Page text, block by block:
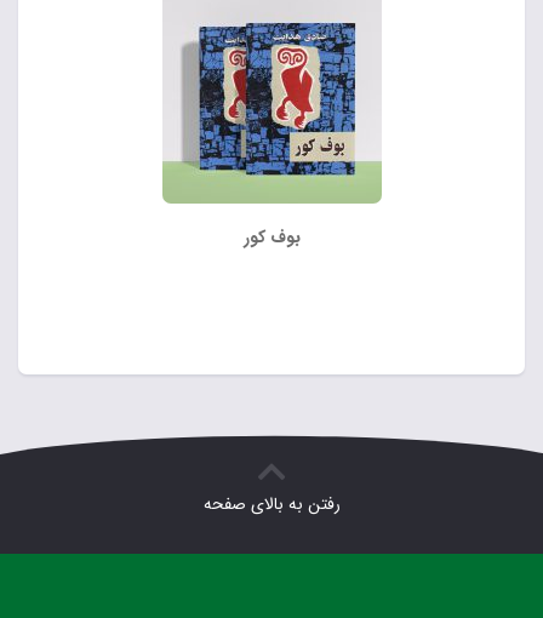
بوف کور
رفتن به بالای صفحه